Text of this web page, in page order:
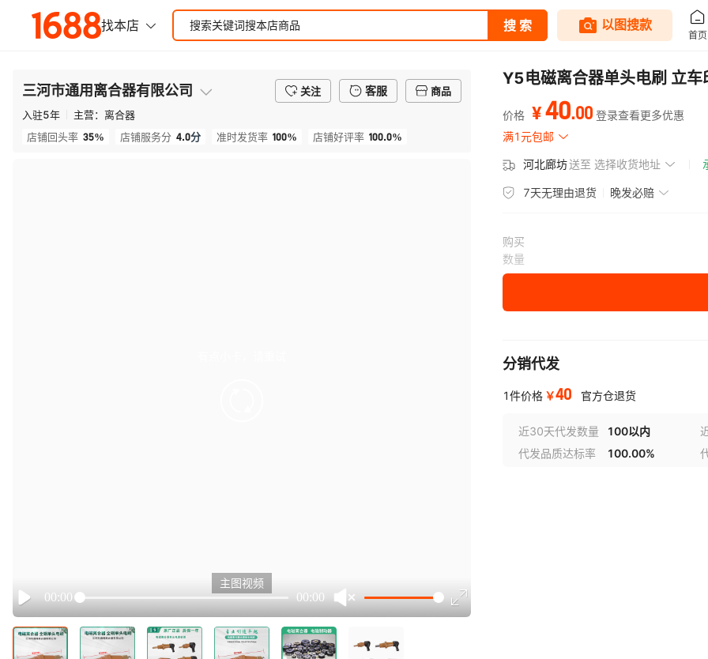
三河市通用离合器有限公司 关注 客服
商品
入驻5年 主营： 离合器
店铺回头率 35% 店铺服务分 4.0分 准时发货率 100% 店铺好评率 100.0%
Play
00:00 00:00
主图视频
Y5电磁离合器单头电刷 立
价格 ¥40.00 登录查看更多优惠
满1元包邮
河北廊坊送至 选择收货地址
7天无理由退货 晚发必赔
购买
数量
分销代发
1件价格 ￥40 官方仓退货
近30天代发数量 100以内
代发品质达标率
100.00%